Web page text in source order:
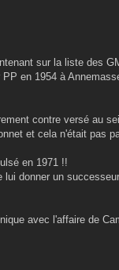
sur la liste des
en 1954 à
contre versé au
et cela n'était pas
en 1971 !!
donner un
avec l'affaire de